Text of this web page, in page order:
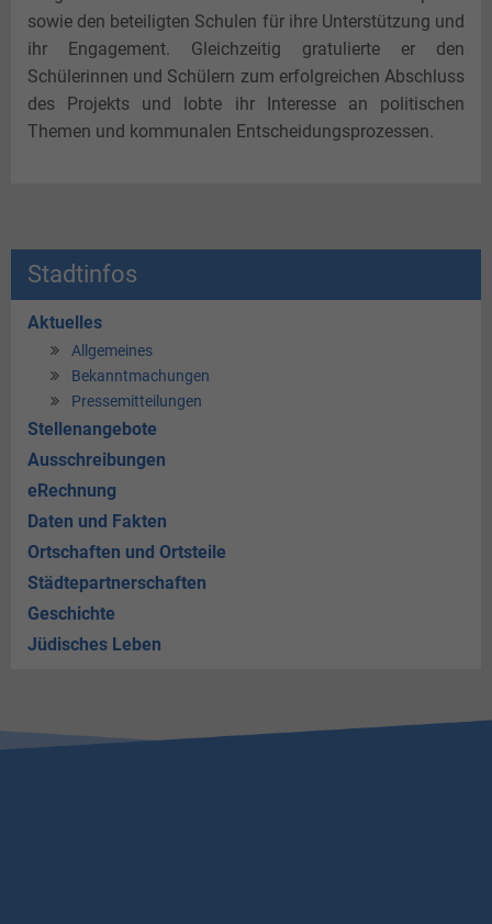
sowie den beteiligten Schulen für ihre Unterstützung und
ihr Engagement. Gleichzeitig gratulierte er den
Schülerinnen und Schülern zum erfolgreichen Abschluss
des Projekts und lobte ihr Interesse an politischen
Themen und kommunalen Entscheidungsprozessen.
Stadtinfos
Aktuelles
Allgemeines
Bekanntmachungen
Pressemitteilungen
Stellenangebote
Ausschreibungen
eRechnung
Daten und Fakten
Ortschaften und Ortsteile
Städtepartnerschaften
Geschichte
Jüdisches Leben